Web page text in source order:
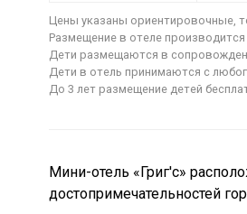
Цены указаны ориентировочные,
Размещение в отеле
Дети размещаются в
Дети в отель принимаются с
До 3 лет размещение детей
Мини-отель «Григ'с»
достопримечательностей